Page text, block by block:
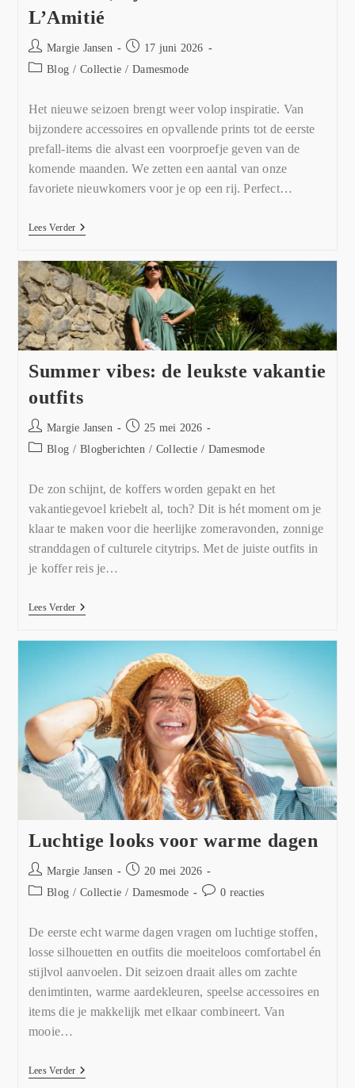
L’Amitié
Margie Jansen
17 juni 2026
Blog / Collectie / Damesmode
Het nieuwe seizoen brengt weer volop inspiratie. Van
bijzondere accessoires en opvallende prints tot de eerste
prefall-items die alvast een voorproefje geven van de
komende maanden. We zetten een aantal van onze
favoriete nieuwkomers voor je op een rij. Perfect…
Lees Verder
Summer vibes: de leukste vakantie
outfits
Margie Jansen
25 mei 2026
Blog / Blogberichten / Collectie / Damesmode
De zon schijnt, de koffers worden gepakt en het
vakantiegevoel kriebelt al, toch? Dit is hét moment om je
klaar te maken voor die heerlijke zomeravonden, zonnige
stranddagen of culturele citytrips. Met de juiste outfits in
je koffer reis je…
Lees Verder
Luchtige looks voor warme dagen
Margie Jansen
20 mei 2026
Blog / Collectie / Damesmode 0 reacties
De eerste echt warme dagen vragen om luchtige stoffen,
losse silhouetten en outfits die moeiteloos comfortabel én
stijlvol aanvoelen. Dit seizoen draait alles om zachte
denimtinten, warme aardekleuren, speelse accessoires en
items die je makkelijk met elkaar combineert. Van
mooie…
Lees Verder